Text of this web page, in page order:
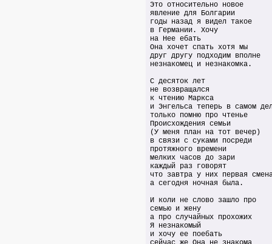
Это относительно новое
явление для Болгарии
годы назад я видел такое
в Германии. Хочу
на Нее ебать
Она хочет спать хотя мы
друг другу подходим вполне
незнакомец и незнакомка.
С десяток лет
не возвращался
к чтению Маркса
и Энгельса теперь в самом
только помню про чтенье
Происхождения семьи
(У меня план на тот вечер)
в связи с суками посреди
протяжного времени
мелких часов до зари
каждый раз говорят
что завтра у них первая
а сегодня ночная была.
И коли не слово зашло про
семью и жену
а про случайных прохожих
Я незнакомый
и хочу ее поебать